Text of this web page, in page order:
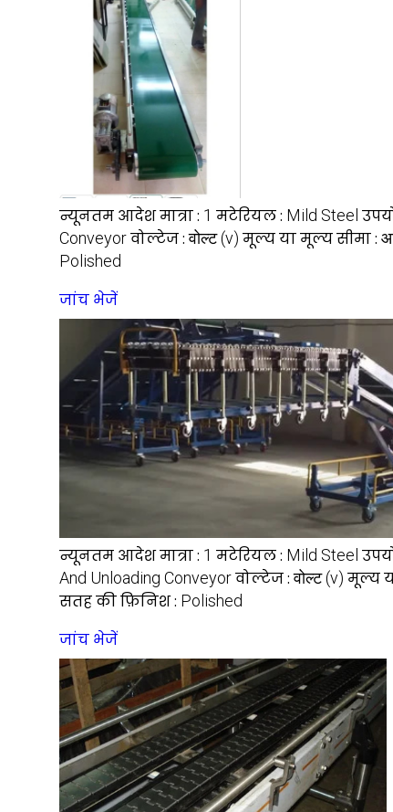
न्यूनतम आदेश मात्रा : 1 मटेरियल : Mild Steel
Conveyorवोल्टेज :वोल्ट (v) मूल्य या मूल्य सीमा :
Polished
जांच भेजें
न्यूनतम आदेश मात्रा : 1 मटेरियल : Mild Steel
And Unloading Conveyorवोल्टेज :वोल्ट (v) मूल्य
सतह की फ़िनिश : Polished
जांच भेजें